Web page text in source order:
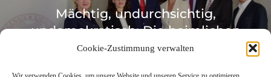
Cookie-Zustimmung verwalten
Mächtig, undurchsichtig,
undemokratisch: Die heimlichen
Chefs der Uni